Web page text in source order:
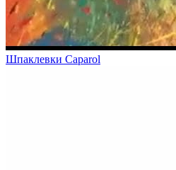
Шпаклевки Caparol